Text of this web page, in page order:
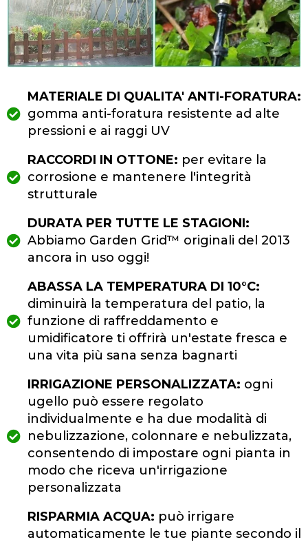
MATERIALE DI QUALITA' ANTI-FORATURA:
gomma anti-foratura resistente ad alte
pressioni e ai raggi UV
RACCORDI IN OTTONE: per evitare la
corrosione e mantenere l'integrità
strutturale
DURATA PER TUTTE LE STAGIONI:
Abbiamo Garden Grid™ originali del 2013
ancora in uso oggi!
ABASSA LA TEMPERATURA DI 10°C:
diminuirà la temperatura del patio, la
funzione di raffreddamento e
umidificatore ti offrirà un'estate fresca e
una vita più sana senza bagnarti
IRRIGAZIONE PERSONALIZZATA: ogni
ugello può essere regolato
individualmente e ha due modalità di
nebulizzazione, colonnare e nebulizzata,
consentendo di impostare ogni pianta in
modo che riceva un'irrigazione
personalizzata
RISPARMIA ACQUA: può irrigare
automaticamente le tue piante secondo il